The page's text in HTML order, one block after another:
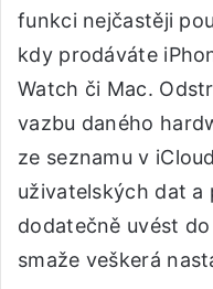
funkci nejčastěji
kdy prodáváte
Watch či Mac.
vazbu daného
ze seznamu v
uživatelských dat
dodatečně uvést
smaže veškerá